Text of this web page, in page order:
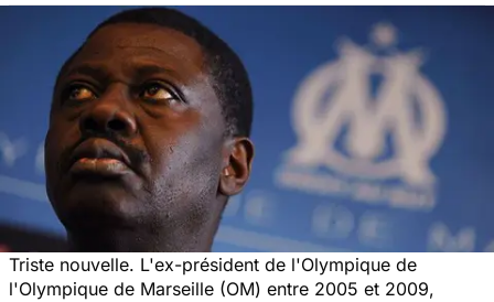
Triste nouvelle. L'ex-président de l'Olympique de
l'Olympique de Marseille (OM) entre 2005 et 2009,